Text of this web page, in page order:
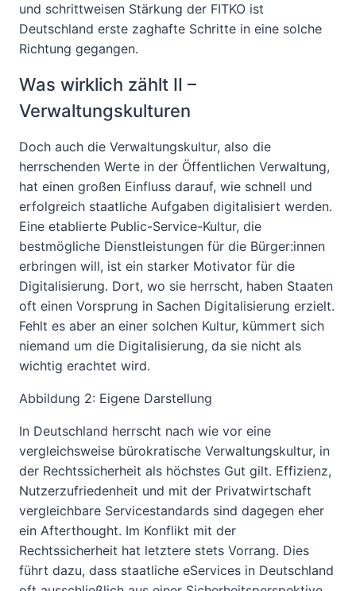
und schrittweisen Stärkung der FITKO ist
Deutschland erste zaghafte Schritte in eine solche
Richtung gegangen.
Was wirklich zählt II –
Verwaltungskulturen
Doch auch die Verwaltungskultur, also die
herrschenden Werte in der Öffentlichen Verwaltung,
hat einen großen Einfluss darauf, wie schnell und
erfolgreich staatliche Aufgaben digitalisiert werden.
Eine etablierte Public-Service-Kultur, die
bestmögliche Dienstleistungen für die Bürger:innen
erbringen will, ist ein starker Motivator für die
Digitalisierung. Dort, wo sie herrscht, haben Staaten
oft einen Vorsprung in Sachen Digitalisierung erzielt.
Fehlt es aber an einer solchen Kultur, kümmert sich
niemand um die Digitalisierung, da sie nicht als
wichtig erachtet wird.
Abbildung 2: Eigene Darstellung
In Deutschland herrscht nach wie vor eine
vergleichsweise bürokratische Verwaltungskultur, in
der Rechtssicherheit als höchstes Gut gilt. Effizienz,
Nutzerzufriedenheit und mit der Privatwirtschaft
vergleichbare Servicestandards sind dagegen eher
ein Afterthought. Im Konflikt mit der
Rechtssicherheit hat letztere stets Vorrang. Dies
führt dazu, dass staatliche eServices in Deutschland